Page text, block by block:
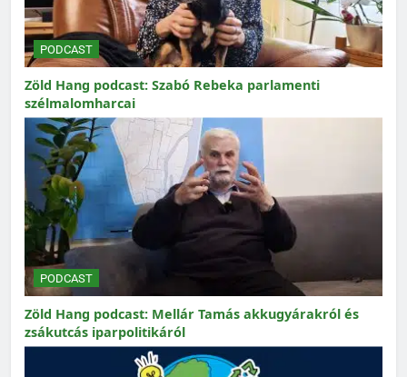
PODCAST
Zöld Hang podcast: Szabó Rebeka parlamenti
szélmalomharcai
PODCAST
Zöld Hang podcast: Mellár Tamás akkugyárakról és
zsákutcás iparpolitikáról